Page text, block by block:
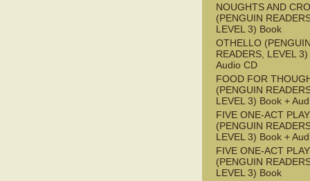
NOUGHTS AND
(PENGUIN
LEVEL 3) Book
OTHELLO
READERS, LEVEL
Audio CD
FOOD FOR
(PENGUIN
LEVEL 3) Book +
FIVE ONE-ACT
(PENGUIN
LEVEL 3) Book +
FIVE ONE-ACT
(PENGUIN
LEVEL 3) Book